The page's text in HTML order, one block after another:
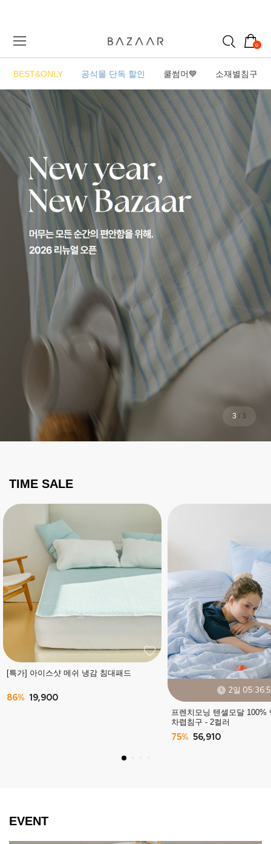
0
BEST&ONLY 공식몰 단독 할인 쿨썸머💙 소재별침구
1 / 3
TIME SALE
[특가] 아이스샷 메쉬 냉감 침대패드
86% 19,900
2일
프렌치모닝 텐셀모달 100%
차렵침구 - 2컬러
75% 56,910
EVENT